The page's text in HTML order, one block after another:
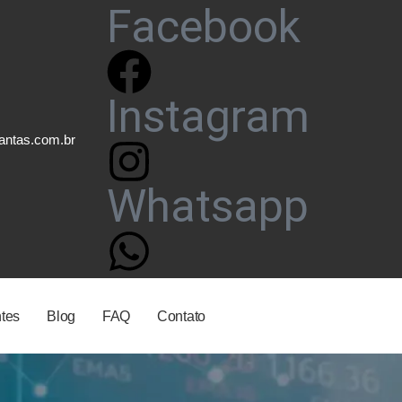
Facebook
Instagram
Whatsapp
Blog FAQ Contato